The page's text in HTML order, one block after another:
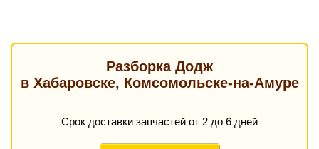
Разборка Додж
в Хабаровске, Комсомольске-на-Амуре
Срок доставки запчастей от 2 до 6 дней